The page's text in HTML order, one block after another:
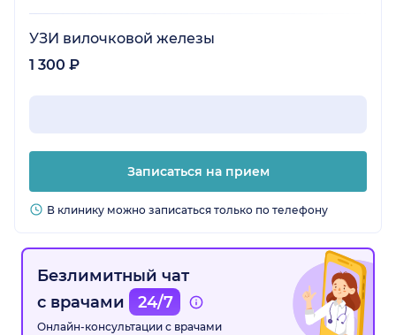
УЗИ вилочковой железы
1 300 ₽
Записаться на прием
В клинику можно записаться только по телефону
Безлимитный чат
с врачами
24/7
Онлайн-консультации с врачами